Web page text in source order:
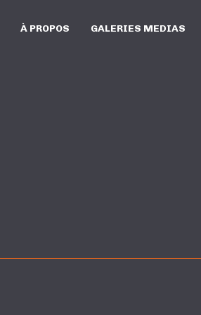
À PROPOS GALERIES MEDIAS